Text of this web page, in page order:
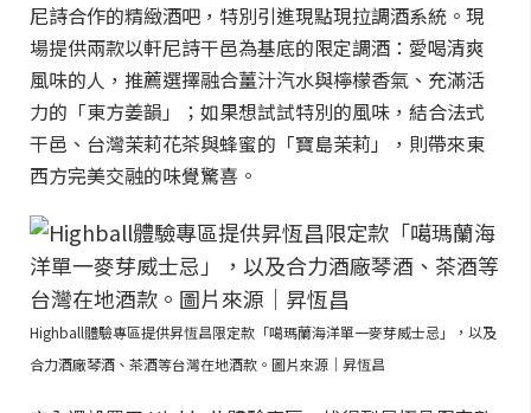
尼詩合作的精緻酒吧，特別引進現點現拉調酒系統。現
場提供兩款以軒尼詩干邑為基底的限定調酒：愛喝清爽
風味的人，推薦選擇融合薑汁汽水與檸檬香氣、充滿活
力的「東方姜韻」；如果想試試特別的風味，結合法式
干邑、台灣茉莉花茶與蜂蜜的「寶島茉莉」，則帶來東
西方完美交融的味覺驚喜。
Highball體驗專區提供昇恆昌限定款「噶瑪蘭海洋單一麥芽威士忌」，以及
合力酒廠琴酒、茶酒等台灣在地酒款。圖片來源｜昇恆昌